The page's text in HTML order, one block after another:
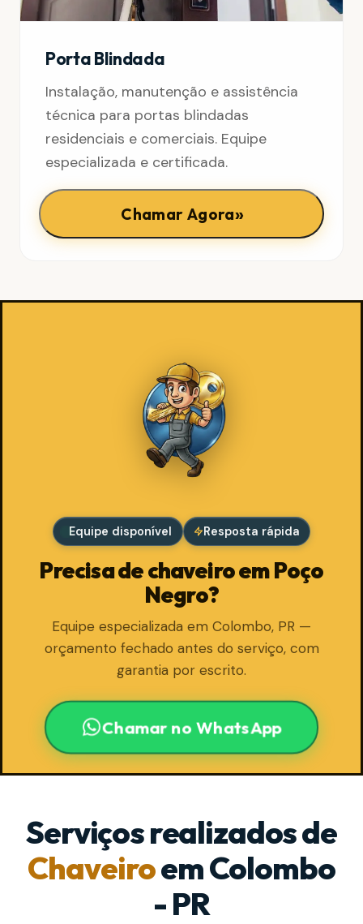
Porta Blindada
Instalação, manutenção e assistência
técnica para portas blindadas
residenciais e comerciais. Equipe
especializada e certificada.
Chamar Agora»
Equipe disponível Resposta rápida
Precisa de chaveiro em Poço
Negro?
Equipe especializada em Colombo, PR —
orçamento fechado antes do serviço, com
garantia por escrito.
Chamar no WhatsApp
Serviços realizados de
Chaveiroem Colombo
- PR